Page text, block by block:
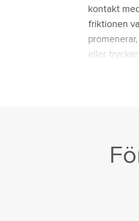
kontakt
friktionen
eller